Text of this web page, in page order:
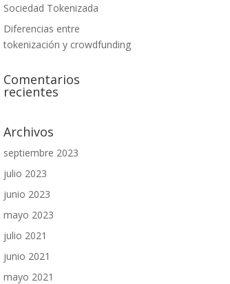
Sociedad Tokenizada
Diferencias entre
tokenización y crowdfunding
Comentarios
recientes
Archivos
septiembre 2023
julio 2023
junio 2023
mayo 2023
julio 2021
junio 2021
mayo 2021